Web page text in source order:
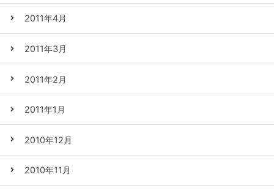
2011年4月
2011年3月
2011年2月
2011年1月
2010年12月
2010年11月